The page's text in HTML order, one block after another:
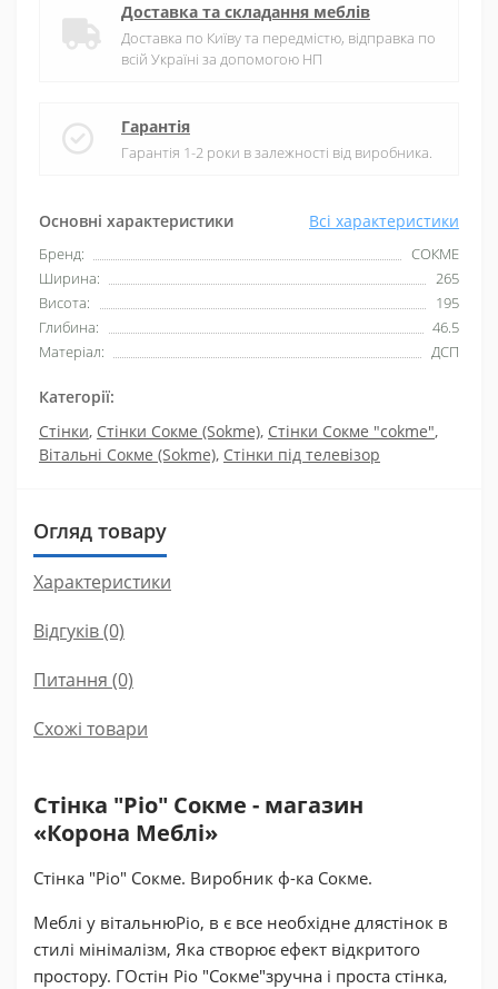
Основні характеристики Всі характеристики
Бренд:
СОКМЕ
Ширина:
265
Висота:
195
Глибина:
46.5
Матеріал:
ДСП
Категорії:
Стінки, Стінки Сокме (Sokme), Стінки Сокме "cokme",
Вітальні Сокме (Sokme), Стінки під телевізор
Доставка та складання меблів
Доставка по Київу та передмістю, відправка по
всій Україні за допомогою НП
Гарантія
Гарантія 1-2 роки в залежності від виробника.
Огляд товару
Характеристики
Відгуків (0)
Питання (0)
Схожі товари
Стінка "Ріо" Сокме - магазин
«Корона Меблі»
Стінка "Ріо" Сокме. Виробник ф-ка Сокме.
Меблі у вітальнюРіо, в є все необхідне длястінок в
стилі мінімалізм, Яка створює ефект відкритого
простору. ГОстін Ріо "Сокме"зручна і проста стінка,